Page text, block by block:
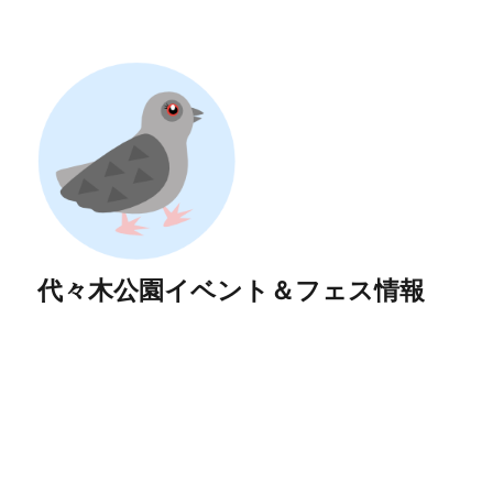
代々木公園イベント＆フェス情報